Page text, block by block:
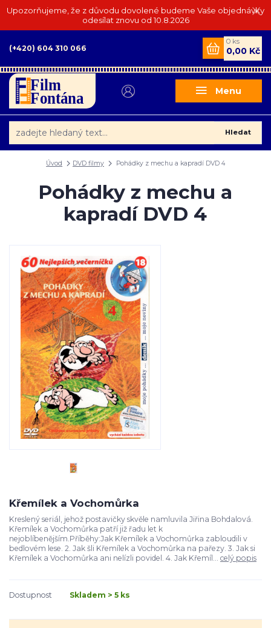
Upozorňujeme, že z důvodu dovolené budeme Vaše objednávky
odesílat znovu od 10.8.2026
Menu
Hledat
(+420) 604 310 066
0 ks
0,00 Kč
Úvod DVD filmy Pohádky z mechu a kapradí DVD 4
Pohádky z mechu a
kapradí DVD 4
Křemílek a Vochomůrka
Kreslený seriál, jehož postavičky skvěle namluvila Jiřina Bohdalová.
Křemílek a Vochomůrka patří již řadu let k
nejoblíbenějším.Příběhy:Jak Křemílek a Vochomůrka zabloudili v
bedlovém lese. 2. Jak šli Křemílek a Vochomůrka na pařezy. 3. Jak si
Křemílek a Vochomůrka ani nelízli povidel. 4. Jak Křemíl... celý popis
Dostupnost Skladem > 5 ks